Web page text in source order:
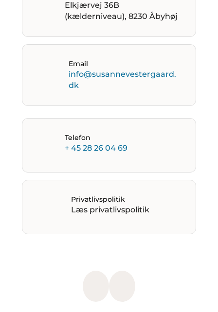
Elkjærvej 36B
(kælderniveau), 8230 Åbyhøj
Email
info@susannevestergaard.
dk
Telefon
+ 45 28 26 04 69
Privatlivspolitik
Læs privatlivspolitik